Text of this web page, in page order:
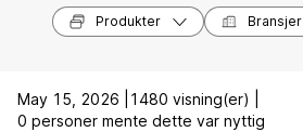
Produkter Bransjer
May 15, 2026 |
1480 visning(er) |
0 personer mente dette var nyttig